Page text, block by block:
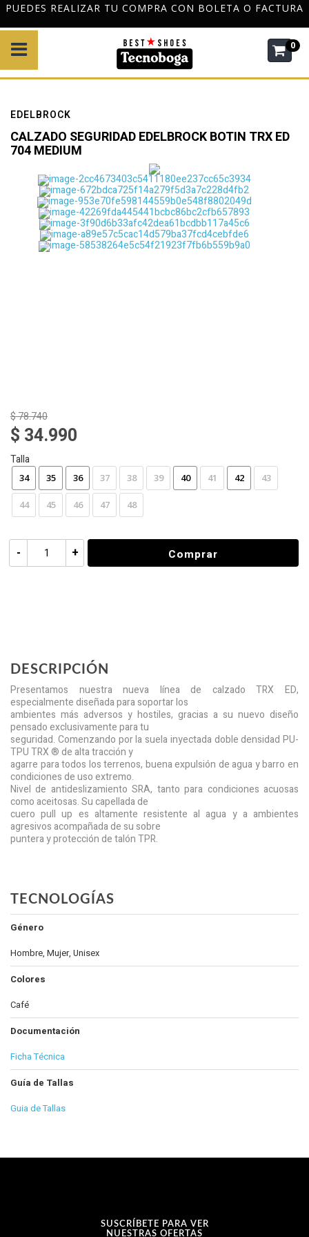
PUEDES REALIZAR TU COMPRA CON BOLETA O FACTURA
0
EDELBROCK
CALZADO SEGURIDAD EDELBROCK BOTIN TRX ED
704 MEDIUM
$ 78.740
$ 34.990
Talla
36 37 38 39 40 41 42 43
44 45 46 47 48
34 35
+
- Comprar
DESCRIPCIÓN
Presentamos nuestra nueva línea de calzado TRX ED,
especialmente diseñada para soportar los
ambientes más adversos y hostiles, gracias a su nuevo diseño
pensado exclusivamente para tu
seguridad. Comenzando por la suela inyectada doble densidad PU-
TPU TRX ® de alta tracción y
agarre para todos los terrenos, buena expulsión de agua y barro en
condiciones de uso extremo.
Nivel de antideslizamiento SRA, tanto para condiciones acuosas
como aceitosas. Su capellada de
cuero pull up es altamente resistente al agua y a ambientes
agresivos acompañada de su sobre
puntera y protección de talón TPR.
TECNOLOGÍAS
Género
Hombre, Mujer, Unisex
Colores
Café
Documentación
Ficha Técnica
Guía de Tallas
Guia de Tallas
SUSCRÍBETE PARA VER
NUESTRAS OFERTAS